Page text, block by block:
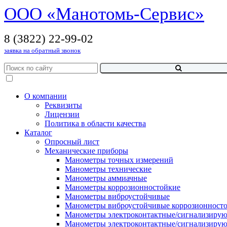
OOO «Манотомь-Cервис»
8 (3822) 22-99-02
заявка на обратный звонок
О компании
Реквизиты
Лицензии
Политика в области качества
Каталог
Опросный лист
Механические приборы
Манометры точных измерений
Манометры технические
Манометры аммиачные
Манометры коррозионностойкие
Манометры виброустойчивые
Манометры виброустойчивые
Манометры электроконтактные/
Манометры электроконтактные/